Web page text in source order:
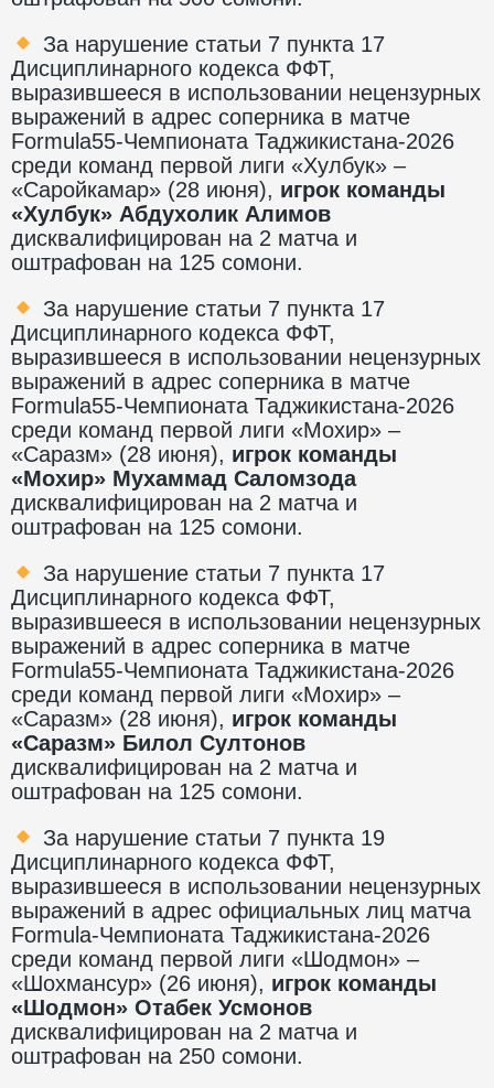
За нарушение статьи 7 пункта 17
Дисциплинарного кодекса ФФТ,
выразившееся в использовании нецензурных
выражений в адрес соперника в матче
Formula55-Чемпионата Таджикистана-2026
среди команд первой лиги «Хулбук» –
«Саройкамар» (28 июня), игрок команды
«Хулбук» Абдухолик Алимов
дисквалифицирован на 2 матча и
оштрафован на 125 сомони.
За нарушение статьи 7 пункта 17
Дисциплинарного кодекса ФФТ,
выразившееся в использовании нецензурных
выражений в адрес соперника в матче
Formula55-Чемпионата Таджикистана-2026
среди команд первой лиги «Мохир» –
«Саразм» (28 июня), игрок команды
«Мохир» Мухаммад Саломзода
дисквалифицирован на 2 матча и
оштрафован на 125 сомони.
За нарушение статьи 7 пункта 17
Дисциплинарного кодекса ФФТ,
выразившееся в использовании нецензурных
выражений в адрес соперника в матче
Formula55-Чемпионата Таджикистана-2026
среди команд первой лиги «Мохир» –
«Саразм» (28 июня), игрок команды
«Саразм» Билол Султонов
дисквалифицирован на 2 матча и
оштрафован на 125 сомони.
За нарушение статьи 7 пункта 19
Дисциплинарного кодекса ФФТ,
выразившееся в использовании нецензурных
выражений в адрес официальных лиц матча
Formula-Чемпионата Таджикистана-2026
среди команд первой лиги «Шодмон» –
«Шохмансур» (26 июня), игрок команды
«Шодмон» Отабек Усмонов
дисквалифицирован на 2 матча и
оштрафован на 250 сомони.